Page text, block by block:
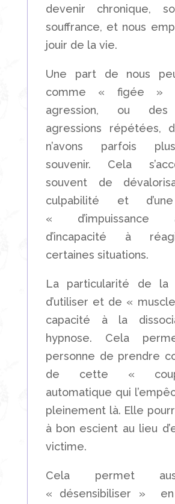
devenir chronique,
souffrance, et nous
jouir de la vie.
Une part de nous
comme « figée »
agression, ou
agressions répétées,
n’avons parfois
souvenir. Cela
souvent de
culpabilité et
« d’impuissance
d’incapacité à
certaines situations.
La particularité de la
d’utiliser et de «
capacité à la
hypnose. Cela
personne de prendre
de cette «
automatique qui
pleinement là. Elle
à bon escient au lieu
victime.
Cela permet
« désensibiliser »